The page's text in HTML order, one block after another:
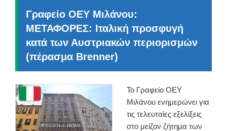
Γραφείο ΟΕΥ Μιλάνου:
ΜΕΤΑΦΟΡΕΣ: Ιταλική προσφυγή
κατά των Αυστριακών περιορισμών
(πέρασμα Brenner)
Το Γραφείο ΟΕΥ
Μιλάνου ενημερώνει για
τις τελευταίες εξελίξεις
στο μείζον ζήτημα των